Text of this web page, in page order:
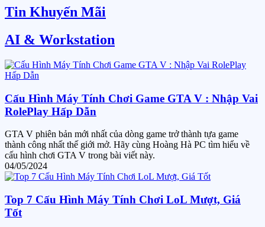
Tin Khuyến Mãi
AI & Workstation
Cấu Hình Máy Tính Chơi Game GTA V : Nhập Vai
RolePlay Hấp Dẫn
GTA V phiên bản mới nhất của dòng game trở thành tựa game
thành công nhất thế giới mở. Hãy cùng Hoàng Hà PC tìm hiểu về
cấu hình chơi GTA V trong bài viết này.
04/05/2024
Top 7 Cấu Hình Máy Tính Chơi LoL Mượt, Giá
Tốt